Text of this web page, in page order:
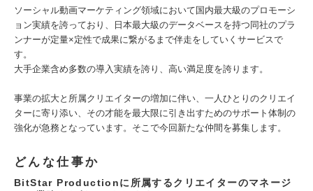
ソーシャル動画マーケティング領域において国内最大級のプロモーシ
ョン実績を誇っており、日本最大級のデータベースを持つ同社のプラ
ンナーが定量×定性で成果に繋がるまで伴走をしていくサービスで
す。
大手企業含め多数の導入実績を誇り、高い満足度を誇ります。
事業の拡大と所属クリエイターの増加に伴い、一人ひとりのクリエイ
ターに寄り添い、その才能を最大限に引き出すためのサポート体制の
強化が急務となっています。そこで今回新たな仲間を募集します。
どんな仕事か
BitStar Productionに所属するクリエイターのマネージ